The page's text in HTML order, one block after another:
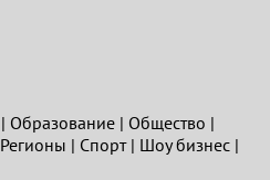
| Образование| Общество |
Регионы | Спорт| Шоу бизнес|